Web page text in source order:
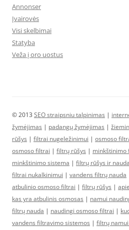
Annonser
Įvairovės
Visi skelbimai
Statyba
Veža į oro uostus
© 2013 SEO straipsniu talpinimas |
žymėjimas | padangų žymėjimas |
rūšys | filtrai nugeležinimui | osmoso
osmoso filtrai | filtrų rūšys | minkštinimo
minkštinimo sistema | filtrų rūšys ir nauda
filtrai nukalkinimui | vandens filtrų nauda
atbulinio osmoso filtrai | filtrų rūšys |
kas yra atbulinis osmosas | namui
filtrų nauda | naudingi osmoso filtrai |
vandens filtravimo sistemos | filtrų